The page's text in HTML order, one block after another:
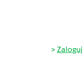
Zaloguj